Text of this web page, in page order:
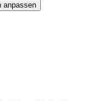
anpassen